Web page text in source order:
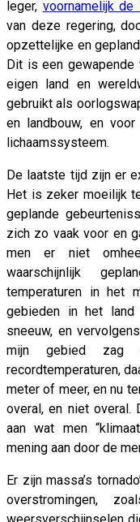
leger, voornamelijk de
van deze regering,
opzettelijke en
Dit is een
eigen land en
gebruikt als
en landbouw, en
lichaamssysteem.
De laatste tijd zijn er
Het is zeker moeilijk
geplande
zich zo vaak voor en
men er niet
waarschijnlijk
temperaturen in het
gebieden in het
sneeuw, en
mijn gebied zag
recordtemperaturen,
meter of meer, en nu
overal, en niet
aan wat men
mening aan door de
Er zijn massa’s
overstromingen,